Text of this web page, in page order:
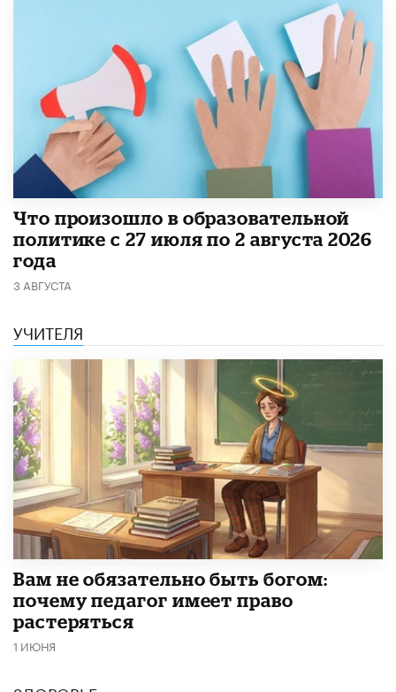
​Что произошло в образовательной
политике с 27 июля по 2 августа 2026
года
3 АВГУСТА
УЧИТЕЛЯ
​Вам не обязательно быть богом:
почему педагог имеет право
растеряться
1 ИЮНЯ